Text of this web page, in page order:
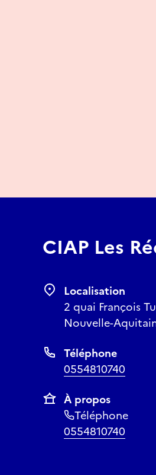
CIAP Les
Localisation
2 quai François
Nouvelle-
Téléphone
0554810740
À propos
Téléphone
0554810740